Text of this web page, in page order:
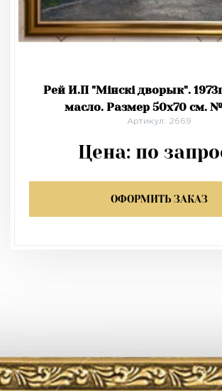
Рей И.П "Мінскі дворык".
масло. Размер 50х70 см.
Артикул: 2669
Цена: по
ОФОРМИТЬ ЗАКАЗ